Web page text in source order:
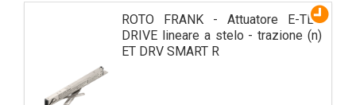
ROTO FRANK - Attuatore E-TEC
DRIVE lineare a stelo - trazione (n)
ET DRV SMART R